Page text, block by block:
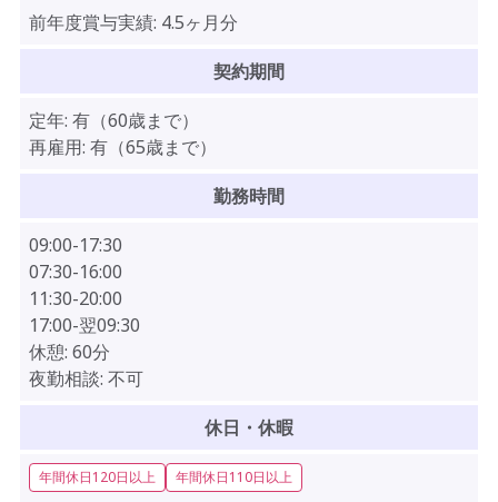
前年度賞与実績: 4.5ヶ月分
契約期間
定年: 有（60歳まで）
再雇用: 有（65歳まで）
勤務時間
09:00-17:30
07:30-16:00
11:30-20:00
17:00-翌09:30
休憩: 60分
夜勤相談: 不可
休日・休暇
年間休日120日以上 年間休日110日以上